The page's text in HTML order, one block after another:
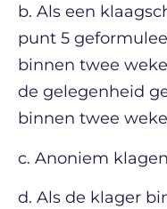
b. Als een
punt 5
binnen twee
de gelegenheid
binnen twee
c. Anoniem
d. Als de klager